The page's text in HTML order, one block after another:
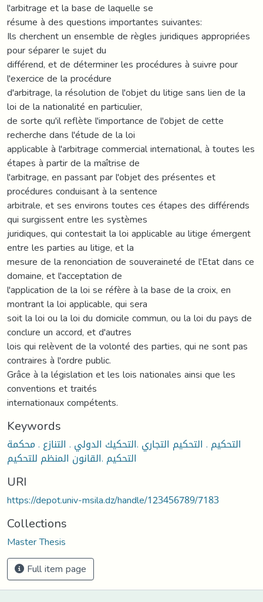
l'arbitrage et la base de laquelle se
résume à des questions importantes suivantes:
Ils cherchent un ensemble de règles juridiques appropriées
pour séparer le sujet du
différend, et de déterminer les procédures à suivre pour
l'exercice de la procédure
d'arbitrage, la résolution de l'objet du litige sans lien de la
loi de la nationalité en particulier,
de sorte qu'il reflète l'importance de l'objet de cette
recherche dans l'étude de la loi
applicable à l'arbitrage commercial international, à toutes les
étapes à partir de la maîtrise de
l'arbitrage, en passant par l'objet des présentes et
procédures conduisant à la sentence
arbitrale, et ses environs toutes ces étapes des différends
qui surgissent entre les systèmes
juridiques, qui contestait la loi applicable au litige émergent
entre les parties au litige, et la
mesure de la renonciation de souveraineté de l'Etat dans ce
domaine, et l'acceptation de
l'application de la loi se réfère à la base de la croix, en
montrant la loi applicable, qui sera
soit la loi ou la loi du domicile commun, ou la loi du pays de
conclure un accord, et d'autres
lois qui relèvent de la volonté des parties, qui ne sont pas
contraires à l'ordre public.
Grâce à la législation et les lois nationales ainsi que les
conventions et traités
internationaux compétents.
Keywords
التحكيم . التحكيم التجاري .التحكيك الدولي . التنازع . محكمة
التحكيم .القانون المنظم للتحكيم
URI
https://depot.univ-msila.dz/handle/123456789/7183
Collections
Master Thesis
Full item page